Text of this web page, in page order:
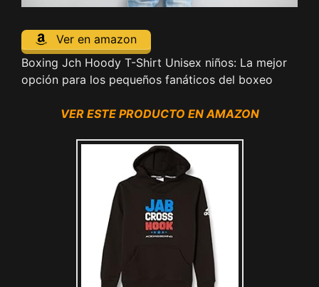
Ver en amazon
Boxing Jch Hoody T-Shirt Unisex niños: La mejor
opción para los pequeños fanáticos del boxeo
VER ESTE PRODUCTO EN AMAZON